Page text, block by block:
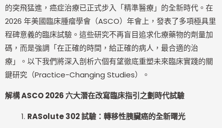
的突飛猛進，癌症治療已正式步入「精準醫療」的全新時代。在
2026 年美國臨床腫瘤學會（ASCO）年會上，發表了多項極具里
程碑意義的臨床試驗。這些研究不再盲目追求化療藥物的劑量加
碼，而是強調「在正確的時間，給正確的病人，最合適的治
療」。以下我們將深入剖析六個有望徹底重塑未來臨床實踐的關
鍵研究（Practice-Changing Studies）。
解構 ASCO 2026 六大潛在改寫臨床指引之劃時代試驗
RASolute 302試驗：轉移性胰臟癌的全新曙光